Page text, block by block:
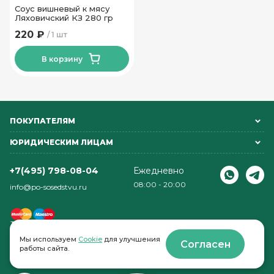
Соус вишневый к мясу
Ляховичский КЗ 280 гр
1 шт
220 ₽
В корзину
ПОКУПАТЕЛЯМ
ЮРИДИЧЕСКИМ ЛИЦАМ
+7(495) 798-08-04
info@po-sosedstvu.ru
Ежедневно
08:00 - 20:00
© 2022-2026 . По соседству
Мы используем Cookie для улучшения
работы сайта.
Согласен